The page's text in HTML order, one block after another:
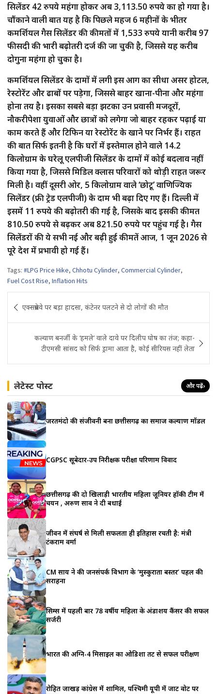
सिलेंडर 42 रुपये महंगा होकर अब 3,113.50 रुपये का हो गया है।
चौंकाने वाली बात यह है कि पिछले महज 6 महीनों के भीतर
कमर्शियल गैस सिलेंडर की कीमतों में 1,533 रुपये यानी करीब 97
फीसदी की भारी बढ़ोतरी दर्ज की जा चुकी है, जिससे यह करीब
दोगुना महंगा हो चुका है।
कमर्शियल सिलेंडर के दामों में लगी इस आग का सीधा असर होटल,
रेस्टोरेंट और ढाबों पर पड़ेगा, जिससे बाहर खाना-पीना और महंगा
होना तय है। इसका सबसे बड़ा झटका उन प्रवासी मजदूरों,
नौकरीपेशा युवाओं और छात्रों को लगेगा जो बाहर रहकर पढ़ाई या
काम करते हैं और टिफिन या रेस्टोरेंट के खाने पर निर्भर हैं। राहत
की बात सिर्फ इतनी है कि घरों में इस्तेमाल होने वाले 14.2
किलोग्राम के घरेलू एलपीजी सिलेंडर के दामों में कोई बदलाव नहीं
किया गया है, जिससे मिडिल क्लास परिवारों को थोड़ी राहत जरूर
मिली है। वहीं दूसरी ओर, 5 किलोग्राम वाले ‘छोटू’ वाणिज्यिक
सिलेंडर (फ्री ट्रेड एलपीजी) के दाम भी बढ़ा दिए गए हैं। दिल्ली में
इसमें 11 रुपये की बढ़ोतरी की गई है, जिसके बाद इसकी कीमत
810.50 रुपये से बढ़कर अब 821.50 रुपये पर पहुंच गई है। गैस
सिलेंडरों की ये सभी नई और बढ़ी हुई कीमतें आज, 1 जून 2026 से
पूरे देश में प्रभावी हो गई हैं।
Tags: #LPG Price Hike, Chhotu Cylinder, Commercial Cylinder,
Fuel Cost Rise, Inflation Hits
navigation
एक्सप्रेसवे पर बड़ा हादसा, कंटेनर पलटने से दो लोगों की मौत
कल्याण बनर्जी के ‘हमले’ वाले दावे पर दिलीप घोष का तंज; कहा-
टीएमसी सांसद को सिर्फ ड्रामा आता है, कोई सीरियस नहीं लेता
लेटेस्ट पोस्ट और पढ़ें›
जरूरतमंदो की संजीवनी बना छत्तीसगढ़ का समाज कल्याण मॉडल
CGPSC सूबेदार-उप निरीक्षक परीक्षा परिणाम विवाद
छत्तीसगढ़ की दो खिलाड़ी भारतीय महिला जूनियर हॉकी टीम में
चयन , अरुण साव ने दी बधाई
जीवन में संघर्ष से मिली सफलता ही इतिहास रचती है: मंत्री
टंकराम वर्मा
CM साय ने की जनसंपर्क विभाग के ‘मुस्कुराता बस्तर’ पहल की
सराहना
सिम्स में पहली बार 78 वर्षीय महिला के अंडाशय कैंसर की सफल
सर्जरी
भारत की अग्नि-4 मिसाइल का ओडिशा तट से सफल परीक्षण
रोहित जाखड़ कांग्रेस में शामिल, पश्चिमी यूपी में जाट वोट पर